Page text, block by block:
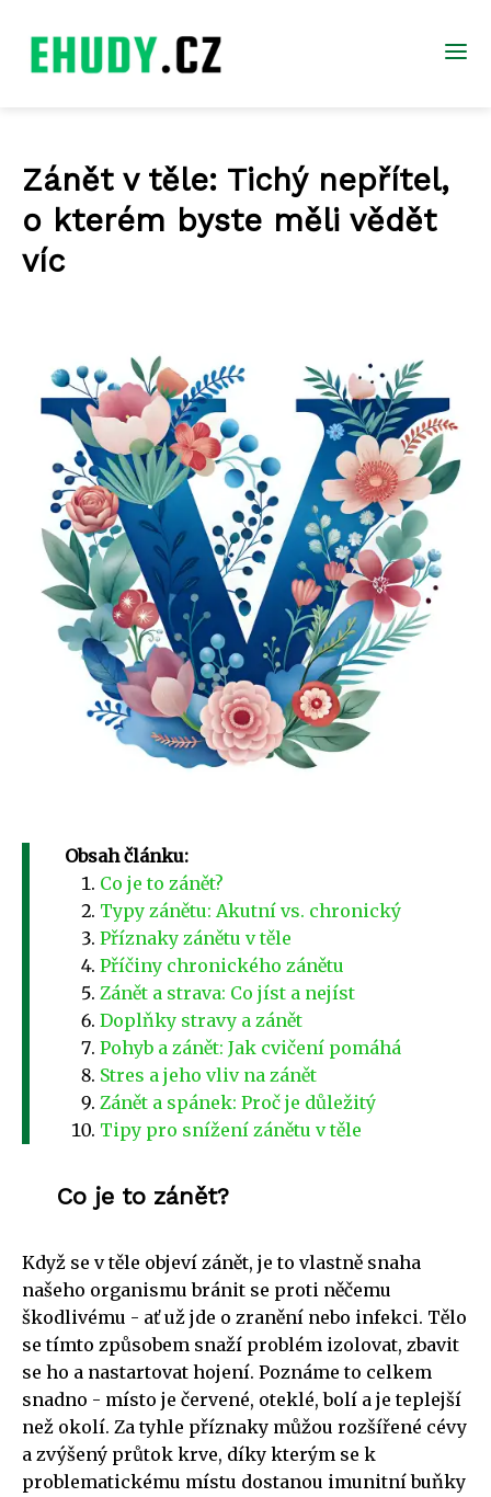
Zánět v těle: Tichý nepřítel,
o kterém byste měli vědět
víc
Obsah článku:
Co je to zánět?
Typy zánětu: Akutní vs. chronický
Příznaky zánětu v těle
Příčiny chronického zánětu
Zánět a strava: Co jíst a nejíst
Doplňky stravy a zánět
Pohyb a zánět: Jak cvičení pomáhá
Stres a jeho vliv na zánět
Zánět a spánek: Proč je důležitý
Tipy pro snížení zánětu v těle
Co je to zánět?
Když se v těle objeví zánět, je to vlastně snaha
našeho organismu bránit se proti něčemu
škodlivému - ať už jde o zranění nebo infekci. Tělo
se tímto způsobem snaží problém izolovat, zbavit
se ho a nastartovat hojení. Poznáme to celkem
snadno - místo je červené, oteklé, bolí a je teplejší
než okolí. Za tyhle příznaky můžou rozšířené cévy
a zvýšený průtok krve, díky kterým se k
problematickému místu dostanou imunitní buňky